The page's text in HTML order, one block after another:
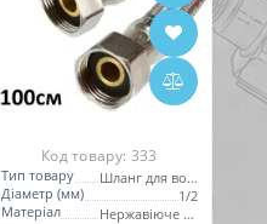
Код товару: 333
Тип товару
Шланг для води
Діаметр (мм)
1/2
Матеріал
Нержавіюче обплетення